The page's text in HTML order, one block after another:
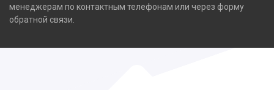
менеджерам по контактным телефонам или через форму
обратной связи.